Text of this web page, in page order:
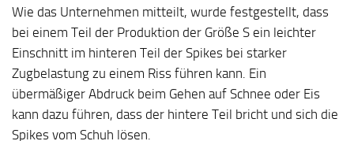
Wie das Unternehmen mitteilt, wurde festgestellt, dass
bei einem Teil der Produktion der Größe S ein leichter
Einschnitt im hinteren Teil der Spikes bei starker
Zugbelastung zu einem Riss führen kann. Ein
übermäßiger Abdruck beim Gehen auf Schnee oder Eis
kann dazu führen, dass der hintere Teil bricht und sich die
Spikes vom Schuh lösen.